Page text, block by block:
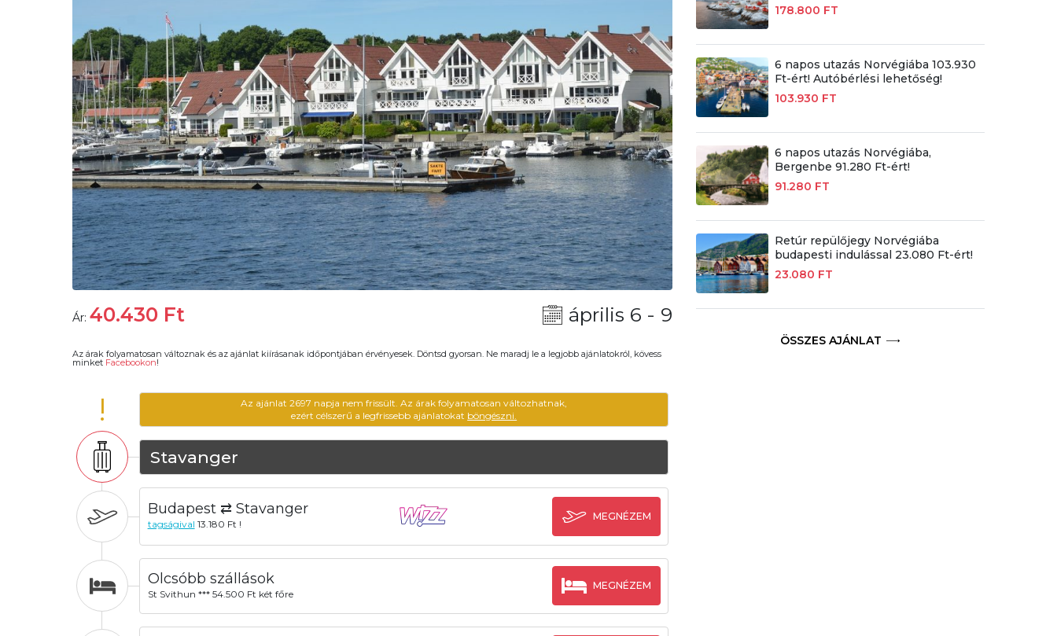
Ár: 40.430 Ft április 6 - 9
Az árak folyamatosan változnak és az ajánlat kiírásanak időpontjában érvényesek. Döntsd gyorsan. Ne maradj le a legjobb ajánlatokról, kövess
minket Facebookon!
!
Az ajánlat 2697 napja nem frissült. Az árak folyamatosan változhatnak,
ezért célszerű a legfrissebb ajánlatokat böngészni.
Stavanger
Budapest ⇄ Stavanger
tagságival 13.180 Ft !
MEGNÉZEM
Olcsóbb szállások
St Svithun *** 54.500 Ft két főre
MEGNÉZEM
178.800 FT
6 napos utazás Norvégiába 103.930
Ft-ért! Autóbérlési lehetőség!
103.930 FT
6 napos utazás Norvégiába,
Bergenbe 91.280 Ft-ért!
91.280 FT
Retúr repülőjegy Norvégiába
budapesti indulással 23.080 Ft-ért!
23.080 FT
ÖSSZES AJÁNLAT